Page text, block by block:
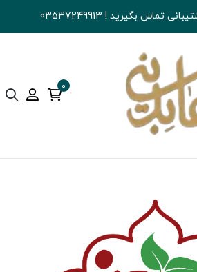
بگیرید ! 03537249913
0
تافی